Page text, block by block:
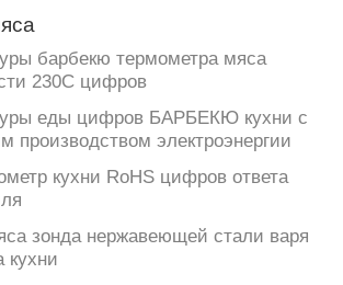
барбекю термометра мяса
230C цифров
еды цифров БАРБЕКЮ кухни с
производством электроэнергии
кухни RoHS цифров ответа
зонда нержавеющей стали варя
кухни